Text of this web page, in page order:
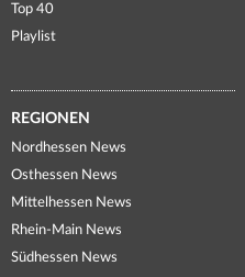
Top 40
Playlist
REGIONEN
Nordhessen News
Osthessen News
Mittelhessen News
Rhein-Main News
Südhessen News